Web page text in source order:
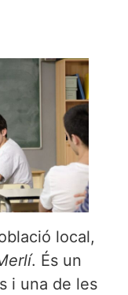
local,
. És un
i una de les